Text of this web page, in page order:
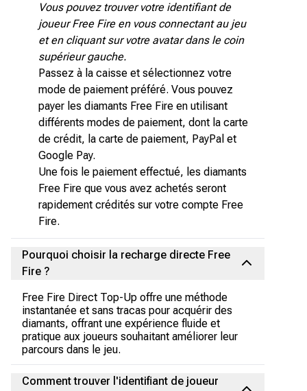
Vous pouvez trouver votre identifiant de
joueur Free Fire en vous connectant au jeu
et en cliquant sur votre avatar dans le coin
supérieur gauche.
Passez à la caisse et sélectionnez votre
mode de paiement préféré. Vous pouvez
payer les diamants Free Fire en utilisant
différents modes de paiement, dont la carte
de crédit, la carte de paiement, PayPal et
Google Pay.
Une fois le paiement effectué, les diamants
Free Fire que vous avez achetés seront
rapidement crédités sur votre compte Free
Fire.
Pourquoi choisir la recharge directe Free
Fire ?
Free Fire Direct Top-Up offre une méthode
instantanée et sans tracas pour acquérir des
diamants, offrant une expérience fluide et
pratique aux joueurs souhaitant améliorer leur
parcours dans le jeu.
Comment trouver l'identifiant de joueur